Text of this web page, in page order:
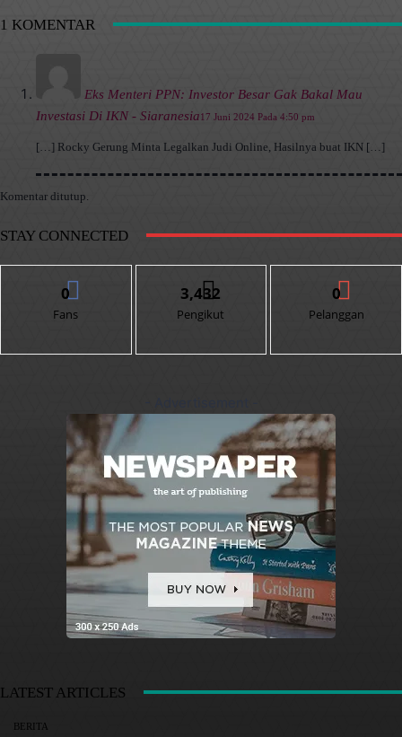
1 KOMENTAR
Eks Menteri PPN: Investor Besar Gak Bakal Mau
Investasi Di IKN - Siaranesia17 Juni 2024 Pada 4:50 pm
[…] Rocky Gerung Minta Legalkan Judi Online, Hasilnya buat IKN […]
Komentar ditutup.
STAY CONNECTED
0
Fans
3,432
Pengikut
0
Pelanggan
LATEST ARTICLES
BERITA